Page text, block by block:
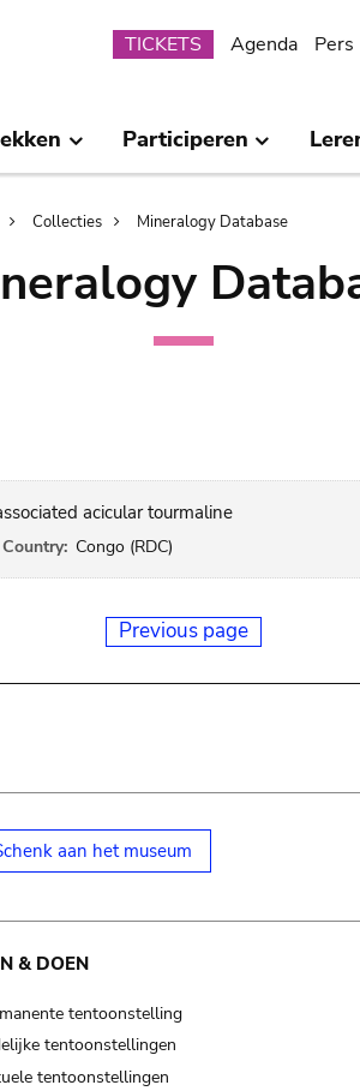
Submenu
TICKETS Agenda Pers
Participeren
Collecties Mineralogy Database
acicular tourmaline
Country: Congo (RDC)
Previous page
aan het museum
& DOEN
tentoonstelling
tentoonstellingen
tentoonstellingen